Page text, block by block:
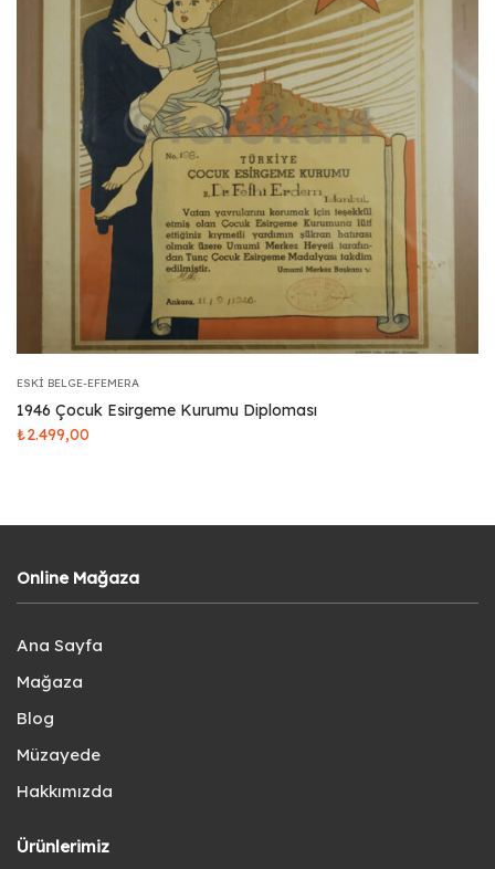
ESKI BELGE-EFEMERA
1946 Çocuk Esirgeme Kurumu Diploması
₺2.499,00
Online Mağaza
Ana Sayfa
Mağaza
Blog
Müzayede
Hakkımızda
Ürünlerimiz